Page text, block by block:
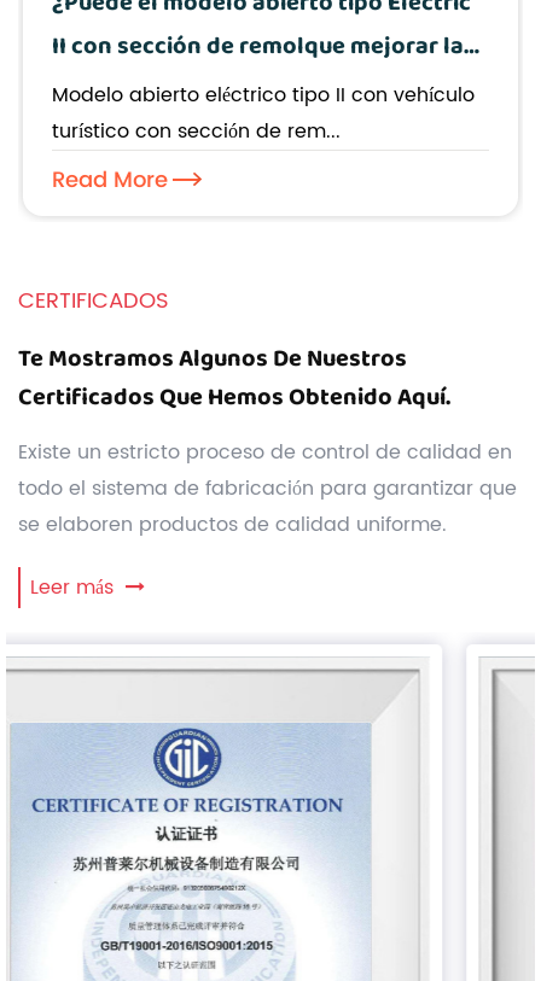
II con sección de remolque mejorar la
experiencia de los pasajeros en los
recorridos urbanos?
Modelo abierto eléctrico tipo II con vehículo
turístico con sección de rem...
Read More
CERTIFICADOS
Te Mostramos Algunos De Nuestros
Certificados Que Hemos Obtenido Aquí.
Existe un estricto proceso de control de calidad en
todo el sistema de fabricación para garantizar que
se elaboren productos de calidad uniforme.
Leer más